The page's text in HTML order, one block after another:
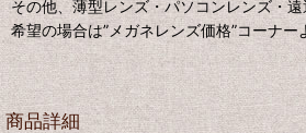
その他、薄型レンズ・パソコンレンズ・
希望の場合は”メガネレンズ価格”コーナー
商品詳細